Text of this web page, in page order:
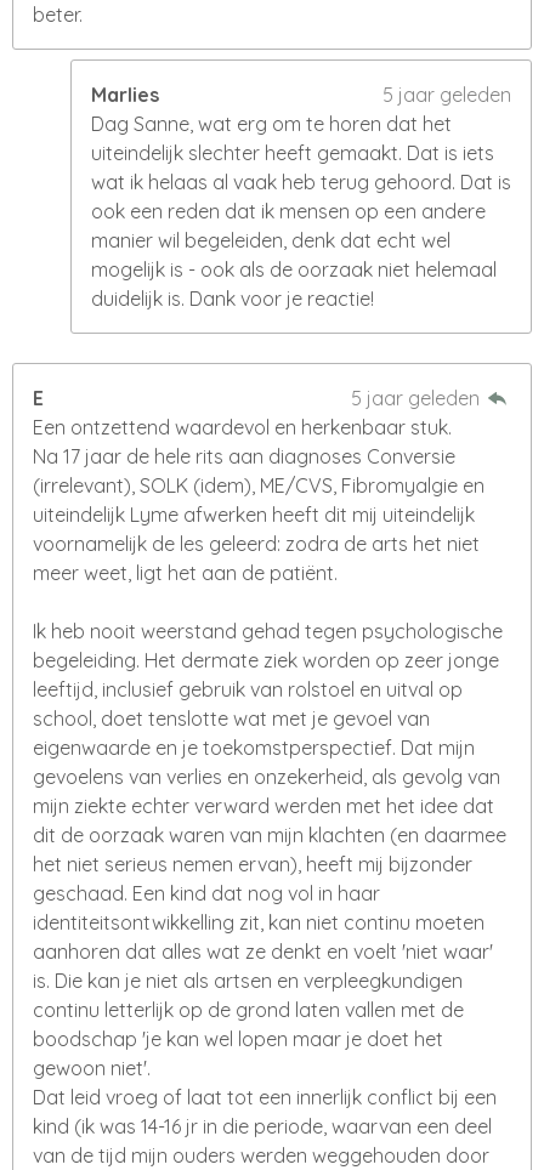
beter.
Marlies
5 jaar geleden
Dag Sanne, wat erg om te horen dat het
uiteindelijk slechter heeft gemaakt. Dat is iets
wat ik helaas al vaak heb terug gehoord. Dat is
ook een reden dat ik mensen op een andere
manier wil begeleiden, denk dat echt wel
mogelijk is - ook als de oorzaak niet helemaal
duidelijk is. Dank voor je reactie!
E
5 jaar geleden
Een ontzettend waardevol en herkenbaar stuk.
Na 17 jaar de hele rits aan diagnoses Conversie
(irrelevant), SOLK (idem), ME/CVS, Fibromyalgie en
uiteindelijk Lyme afwerken heeft dit mij uiteindelijk
voornamelijk de les geleerd: zodra de arts het niet
meer weet, ligt het aan de patiënt.
Ik heb nooit weerstand gehad tegen psychologische
begeleiding. Het dermate ziek worden op zeer jonge
leeftijd, inclusief gebruik van rolstoel en uitval op
school, doet tenslotte wat met je gevoel van
eigenwaarde en je toekomstperspectief. Dat mijn
gevoelens van verlies en onzekerheid, als gevolg van
mijn ziekte echter verward werden met het idee dat
dit de oorzaak waren van mijn klachten (en daarmee
het niet serieus nemen ervan), heeft mij bijzonder
geschaad. Een kind dat nog vol in haar
identiteitsontwikkelling zit, kan niet continu moeten
aanhoren dat alles wat ze denkt en voelt 'niet waar'
is. Die kan je niet als artsen en verpleegkundigen
continu letterlijk op de grond laten vallen met de
boodschap 'je kan wel lopen maar je doet het
gewoon niet'.
Dat leid vroeg of laat tot een innerlijk conflict bij een
kind (ik was 14-16 jr in die periode, waarvan een deel
van de tijd mijn ouders werden weggehouden door